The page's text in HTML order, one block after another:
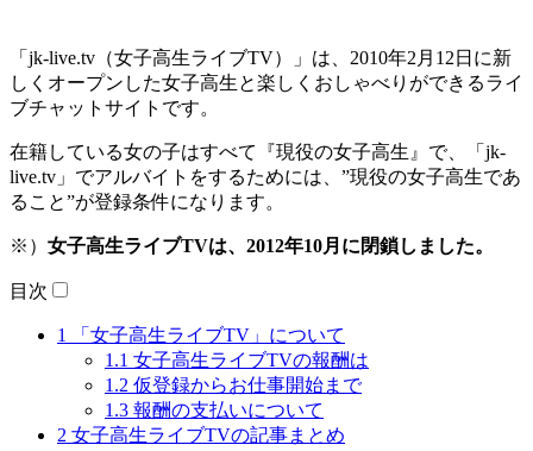
「jk-live.tv（女子高生ライブTV）」は、2010年2月12日に新
しくオープンした女子高生と楽しくおしゃべりができるライ
ブチャットサイトです。
在籍している女の子はすべて『現役の女子高生』で、「jk-
live.tv」でアルバイトをするためには、”現役の女子高生であ
ること”が登録条件になります。
※） 女子高生ライブTVは、2012年10月に閉鎖しました。
目次
1
「女子高生ライブTV」について
1.1 女子高生ライブTVの報酬は
1.2 仮登録からお仕事開始まで
1.3 報酬の支払いについて
2 女子高生ライブTVの記事まとめ